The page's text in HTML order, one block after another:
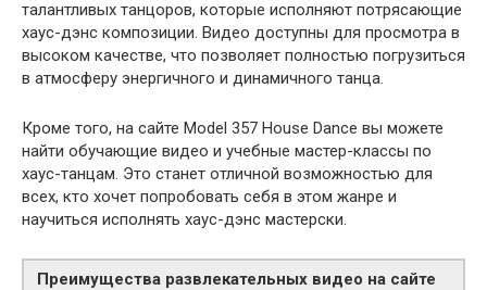
талантливых танцоров, которые исполняют потрясающие
хаус-дэнс композиции. Видео доступны для просмотра в
высоком качестве, что позволяет полностью погрузиться
в атмосферу энергичного и динамичного танца.
Кроме того, на сайте Model 357 House Dance вы можете
найти обучающие видео и учебные мастер-классы по
хаус-танцам. Это станет отличной возможностью для
всех, кто хочет попробовать себя в этом жанре и
научиться исполнять хаус-дэнс мастерски.
Преимущества развлекательных видео на сайте